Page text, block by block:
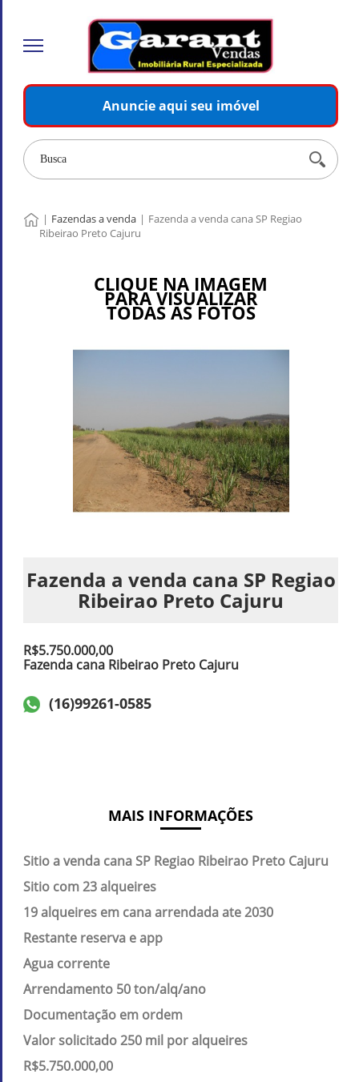
Anuncie aqui seu imóvel
| Fazendas a venda | Fazenda a venda cana SP Regiao
Ribeirao Preto Cajuru
CLIQUE NA IMAGEM
PARA VISUALIZAR
TODAS AS FOTOS
Fazenda a venda cana SP Regiao
Ribeirao Preto Cajuru
R$5.750.000,00
Fazenda cana Ribeirao Preto Cajuru
(16)99261-0585
MAIS INFORMAÇÕES
Sitio a venda cana SP Regiao Ribeirao Preto Cajuru
Sitio com 23 alqueires
19 alqueires em cana arrendada ate 2030
Restante reserva e app
Agua corrente
Arrendamento 50 ton/alq/ano
Documentação em ordem
Valor solicitado 250 mil por alqueires
R$5.750.000,00